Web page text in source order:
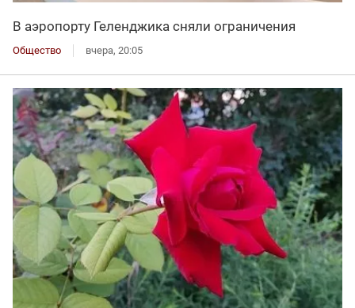
В аэропорту Геленджика сняли ограничения
Общество вчера, 20:05